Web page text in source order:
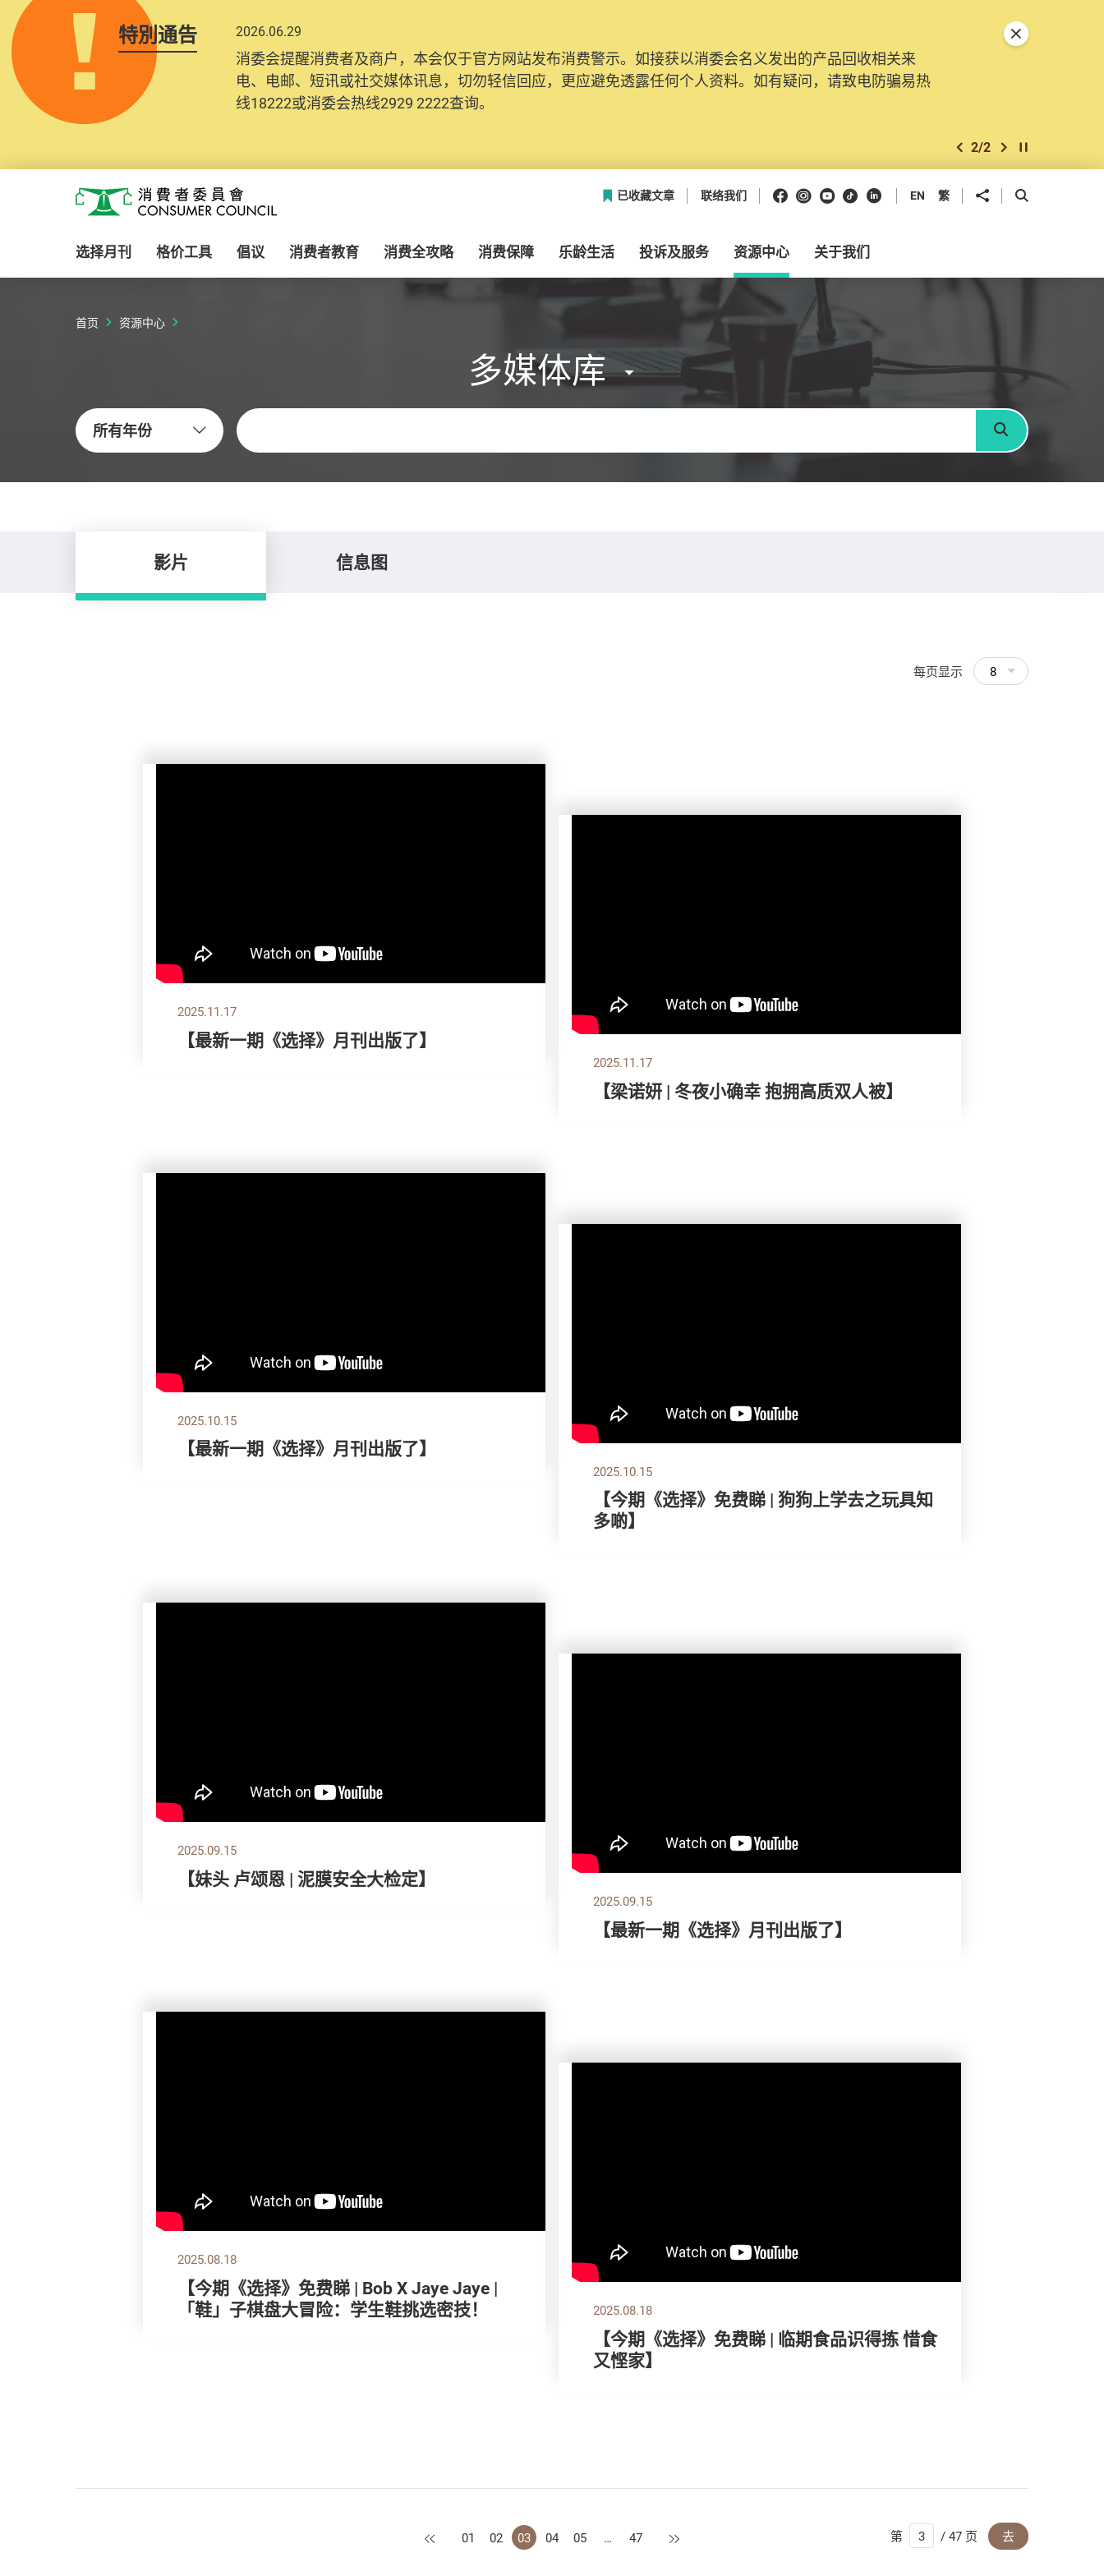
特別通告 2026.06.29
消委会提醒消费者及商户，本会仅于官方网站发布消费警示。如接获以消委会名义发出的产品回收相关来
电、电邮、短讯或社交媒体讯息，切勿轻信回应，更应避免透露任何个人资料。如有疑问，请致电防骗易热
线18222或消委会热线2929 2222查询。
2025.10.31
为提升使用者体验及网络安全，本会的投诉处理系统已经进行升级及推出新功能。由2025年11月10日起，
消费者需要提供基本联络资料（包括姓名、电邮及电话）注册帐户，才可提交投诉、查询及建议。所有提交
纪录将清晰整合于帐户中，方便日后作出跟进。
上一个
2/2 下一个开始/暂停幻灯
关闭特別通告
消费者委员会
已收藏文章 联络我们 Facebook
Instagram
Youtube
抖音领英 EN 繁 分享到 开启搜寻框
选择月刊 格价工具 倡议 消费者教育 消费全攻略 消费保障 乐龄生活 投诉及服务 资源中心 关于我们
首页 资源中心
多媒体库
所有年份
关键字
搜寻
影片 信息图
每页显示 8
2025.11.17
【最新一期《选择》月刊出版了】
2025.11.17
【梁诺妍 | 冬夜小确幸 抱拥高质双人被】
2025.10.15
【最新一期《选择》月刊出版了】
2025.10.15
【今期《选择》免费睇 | 狗狗上学去之玩具知
多啲】
2025.09.15
【妹头 卢颂恩 | 泥膜安全大检定】
2025.09.15
【最新一期《选择》月刊出版了】
2025.08.18
【今期《选择》免费睇 | Bob X Jaye Jaye |
「鞋」子棋盘大冒险：学生鞋挑选密技！
2025.08.18
【今期《选择》免费睇 | 临期食品识得拣 惜食
又悭家】
上一页
01 02 03 04 05 … 47 下一页 第 / 47 页 去